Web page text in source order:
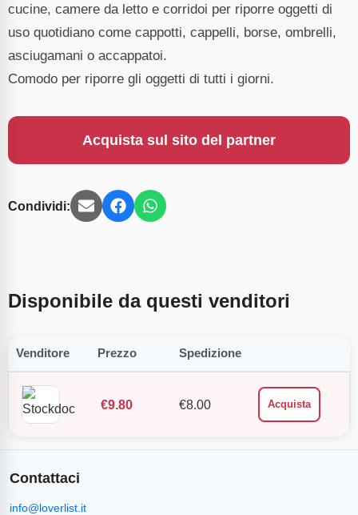
cucine, camere da letto e corridoi per riporre oggetti di
uso quotidiano come cappotti, cappelli, borse, ombrelli,
asciugamani o accappatoi.
Comodo per riporre gli oggetti di tutti i giorni.
Acquista sul sito del partner
Condividi:
Disponibile da questi venditori
Venditore Prezzo Spedizione
€9.80 €8.00 Acquista
Contattaci
info@loverlist.it